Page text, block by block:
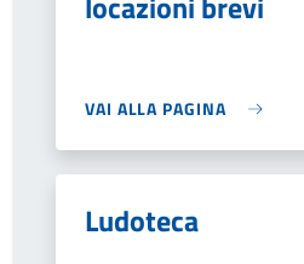
VAI ALLA PAGINA
Ludoteca